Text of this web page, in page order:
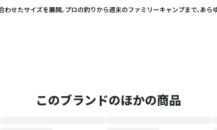
わせたサイズを展開。プロの釣りから週末のファミリーキャンプまで、あら
このブランドのほかの商品